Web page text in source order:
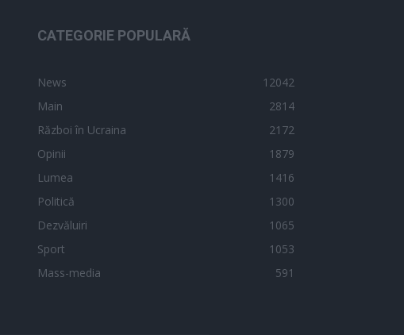
CATEGORIE POPULARĂ
News
12042
Main
2814
Război în Ucraina
2172
Opinii
1879
Lumea
1416
Politică
1300
Dezvăluiri
1065
Sport
1053
Mass-media
591